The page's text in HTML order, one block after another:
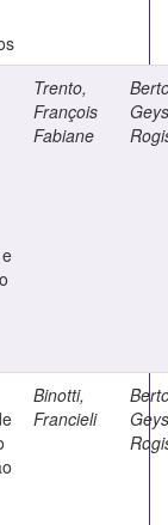
Trento,
François
Fabiane
Binotti,
Francieli